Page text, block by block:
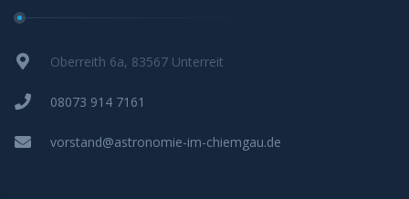
Oberreith 6a, 83567 Unterreit
08073 914 7161
vorstand@astronomie-im-chiemgau.de